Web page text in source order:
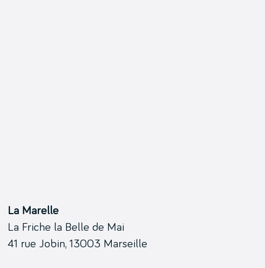
La Marelle
La Friche la Belle de Mai
41 rue Jobin, 13003 Marseille